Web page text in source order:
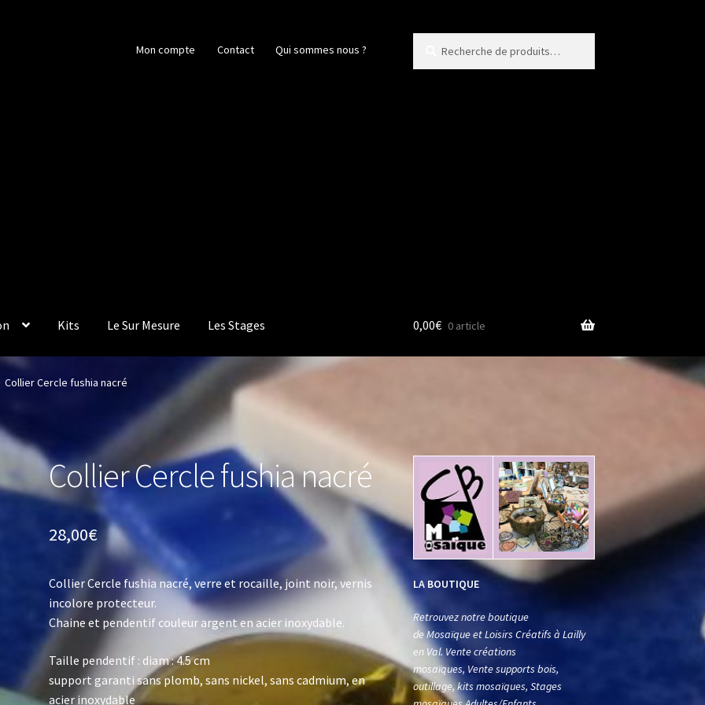
Mon compte Contact Qui sommes nous ?
Kits Le Sur Mesure Les Stages 0,00€ 0 article
Collier Cercle fushia nacré
Collier Cercle fushia nacré
28,00€
Collier Cercle fushia nacré, verre et rocaille, joint noir, vernis
incolore protecteur.
Chaine et pendentif couleur argent en acier inoxydable.
Taille pendentif : diam : 4.5 cm
support garanti sans plomb, sans nickel, sans cadmium, en
acier inoxydable
LA BOUTIQUE
Retrouvez notre boutique
de Mosaïque et Loisirs Créatifs à Lailly
en Val. Vente créations
mosaïques, Vente supports bois,
outillage, kits mosaïques, Stages